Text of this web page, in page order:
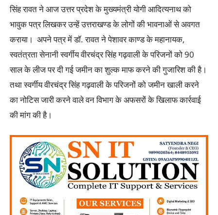
सिंह रावत ने आज उत्तर प्रदेश के मुख्यमंत्री योगी आदित्यनाथ को
भावुक पत्र लिखकर उन्हें उत्तराखण्ड के लोगों की भावनाओं से अवगत
कराया। अपने पत्र में डॉ. रावत ने पेशावर काण्ड के महानायक,
स्वतंत्रता सेनानी स्वर्गीय वीरचंद्र सिंह गढ़वाली के परिजनों को 90
साल के लीज पर दी गई जमीन का शुल्क माफ करने की गुजारिश की है।
तथा स्वर्गीय वीरचंद्र सिंह गढ़वाली के परिजनों को जमीन खाली करने
का नोटिस जारी करने वाले वन विभाग के अफसरों के खिलाफ कार्रवाई
की मांग की है।